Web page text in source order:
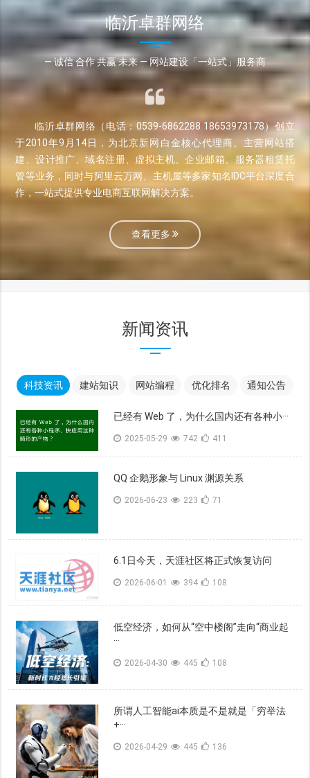
临沂卓群网络
— 诚信 合作 共赢 未来 — 网站建设「一站式」服务商
临沂卓群网络（电话：0539-6862288 18653973178）创立
于2010年9月14日，为北京新网白金核心代理商。主营网站搭
建、设计推广、域名注册、虚拟主机、企业邮箱、服务器租赁托
管等业务，同时与阿里云万网、主机屋等多家知名IDC平台深度合
作，一站式提供专业电商互联网解决方案。
查看更多
新闻资讯
科技资讯 建站知识 网站编程 优化排名 通知公告
已经有 Web 了，为什么国内还有各种小···
2025-05-29 742 411
QQ 企鹅形象与 Linux 渊源关系
2026-06-23 223 71
6.1日今天，天涯社区将正式恢复访问
2026-06-01 394 108
低空经济，如何从“空中楼阁”走向“商业起
···
2026-04-30 445 108
所谓人工智能ai本质是不是就是「穷举法
+···
2026-04-29 445 136